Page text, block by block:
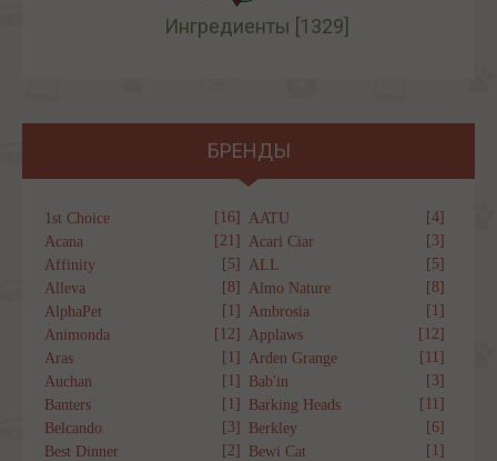
Ингредиенты [1329]
БРЕНДЫ
1st Choice [16] AATU
[4]
Acana
[21] Acari Ciar
[3]
Affinity
[5] ALL
[5]
Alleva
[8] Almo Nature
[8]
AlphaPet
[1] Ambrosia
[1]
Animonda
[12] Applaws
[12]
Aras
[1] Arden Grange
[11]
Auchan
[1] Bab'in
[3]
Banters
[1] Barking Heads
[11]
Belcando
[3] Berkley
[6]
Best Dinner
[2] Bewi Cat
[1]